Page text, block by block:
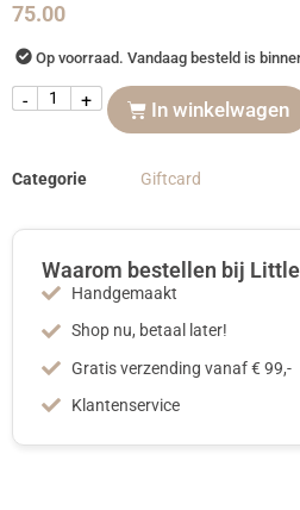
75.00
Op voorraad. Vandaag besteld is
- + In winkelwagen
Categorie Giftcard
Waarom bestellen bij
Handgemaakt
Shop nu, betaal later!
Gratis verzending vanaf € 99,-
Klantenservice